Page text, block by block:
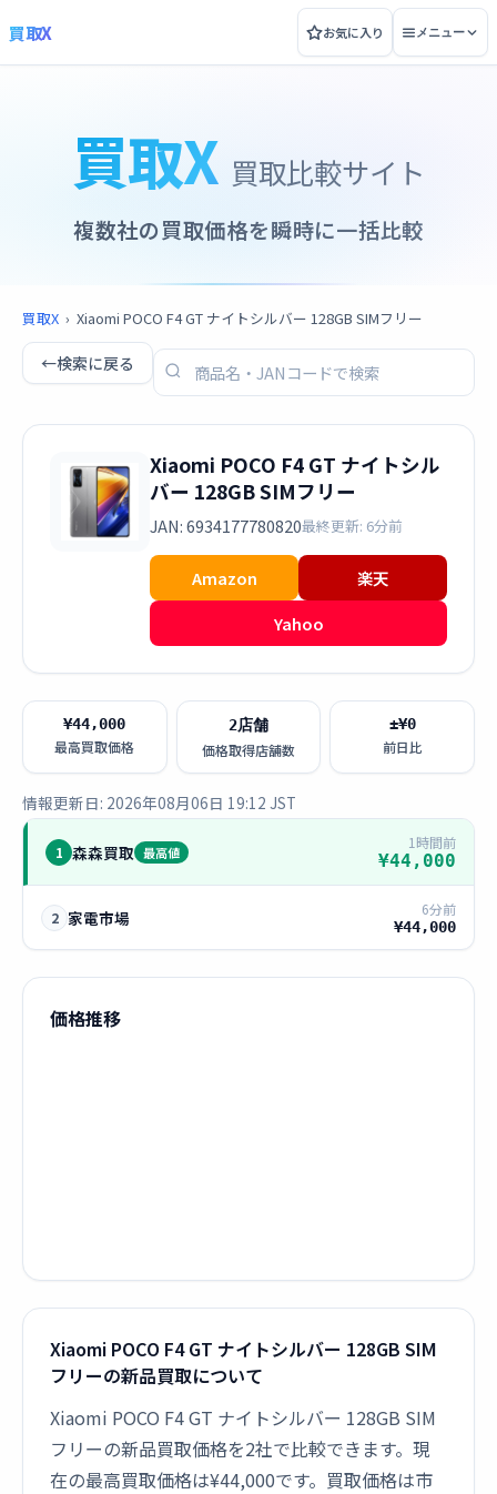
買取X お気に入り メニュー
買取X 買取比較サイト
複数社の買取価格を瞬時に一括比較
買取X › Xiaomi POCO F4 GT ナイトシルバー 128GB SIMフリー
←検索に戻る
Xiaomi POCO F4 GT ナイトシル
バー 128GB SIMフリー
JAN: 6934177780820最終更新: 6分前
Amazon
楽天
Yahoo
¥44,000
最高買取価格
2店舗
価格取得店舗数
±¥0
前日比
情報更新日: 2026年08月06日 19:12 JST
1 森森買取 最高値
1時間前
¥44,000
2 家電市場 6分前
¥44,000
価格推移
Xiaomi POCO F4 GT ナイトシルバー 128GB SIM
フリーの新品買取について
Xiaomi POCO F4 GT ナイトシルバー 128GB SIM
フリーの新品買取価格を2社で比較できます。現
在の最高買取価格は¥44,000です。買取価格は市